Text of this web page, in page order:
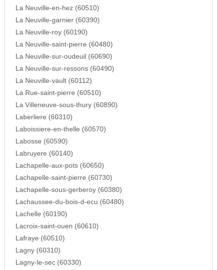
La Neuville-en-hez (60510)
La Neuville-garnier (60390)
La Neuville-roy (60190)
La Neuville-saint-pierre (60480)
La Neuville-sur-oudeuil (60690)
La Neuville-sur-ressons (60490)
La Neuville-vault (60112)
La Rue-saint-pierre (60510)
La Villeneuve-sous-thury (60890)
Laberliere (60310)
Laboissiere-en-thelle (60570)
Labosse (60590)
Labruyere (60140)
Lachapelle-aux-pots (60650)
Lachapelle-saint-pierre (60730)
Lachapelle-sous-gerberoy (60380)
Lachaussee-du-bois-d-ecu (60480)
Lachelle (60190)
Lacroix-saint-ouen (60610)
Lafraye (60510)
Lagny (60310)
Lagny-le-sec (60330)